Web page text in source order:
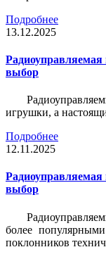
Подробнее
13.12.2025
выбор
игрушки, а
Подробнее
12.11.2025
выбор
более
поклонников